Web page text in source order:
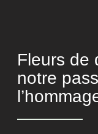
Fleurs de
notre